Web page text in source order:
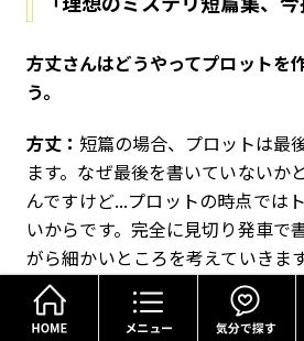
――方丈さんはどうやってプロット
う。
方丈： 短篇の場合、プロットは最
ます。なぜ最後を書いていないか
んですけど...プロットの時点では
いからです。完全に見切り発車で
がら細かいところを考えていきま
やトリックをひとつくらい決め
だいたいその場で決めていきます。